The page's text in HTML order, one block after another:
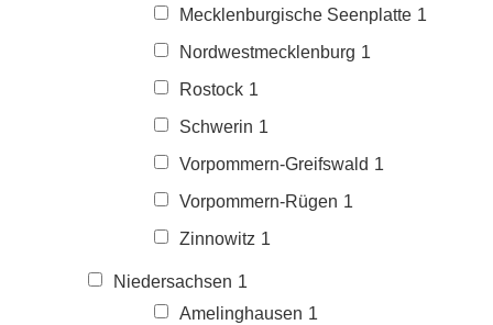
Mecklenburgische Seenplatte 1
Nordwestmecklenburg 1
Rostock 1
Schwerin 1
Vorpommern-Greifswald 1
Vorpommern-Rügen 1
Zinnowitz 1
Niedersachsen 1
Amelinghausen 1